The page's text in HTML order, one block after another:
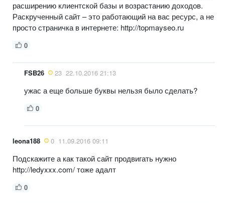
расширению клиентской базы и возрастанию доходов.
Раскрученный сайт – это работающий на вас ресурс, а не
просто страничка в интернете: http://topmayseo.ru
0
FSB26 23 22.10.2016 21:13
ужас а еще больше буквы нельзя было сделать?
0
leona188 0 11.09.2016 09:11
Подскажите а как такой сайт продвигать нужно
http://ledyxxx.com/ тоже адалт
0